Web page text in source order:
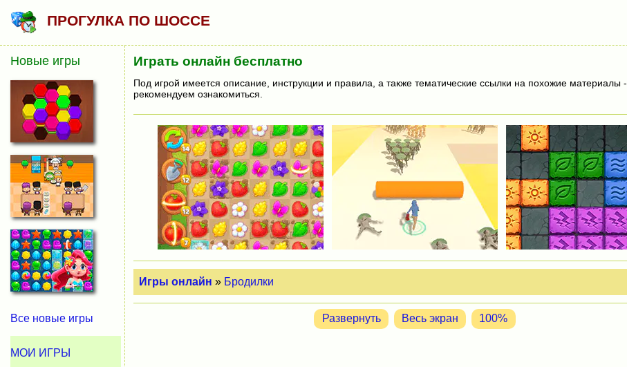
ПРОГУЛКА ПО ШОССЕ
Играть онлайн бесплатно
Под игрой имеется описание, инструкции и правила, а также тематические ссылки на похожие материалы -
рекомендуем ознакомиться.
Игры онлайн » Бродилки
Развернуть Весь экран 100%
Новые игры
Все новые игры
МОИ ИГРЫ